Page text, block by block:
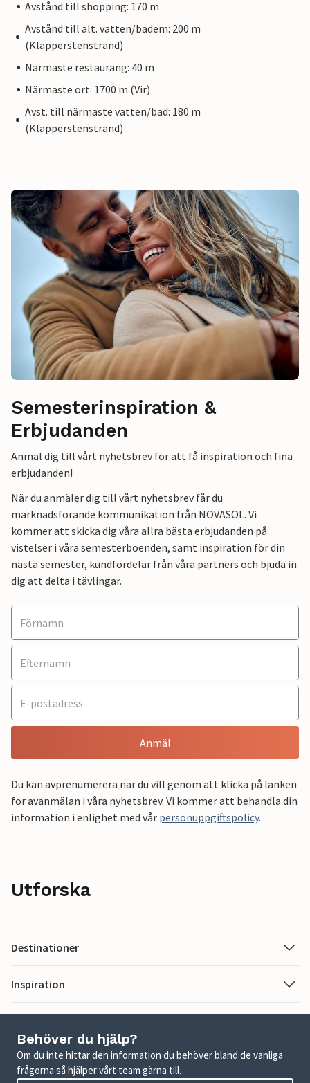
Avstånd till shopping: 170 m
Avstånd till alt. vatten/badem: 200 m
(Klapperstenstrand)
Närmaste restaurang: 40 m
Närmaste ort: 1700 m (Vir)
Avst. till närmaste vatten/bad: 180 m
(Klapperstenstrand)
Semesterinspiration &
Erbjudanden
Anmäl dig till vårt nyhetsbrev för att få inspiration och fina
erbjudanden!
När du anmäler dig till vårt nyhetsbrev får du
marknadsförande kommunikation från NOVASOL. Vi
kommer att skicka dig våra allra bästa erbjudanden på
vistelser i våra semesterboenden, samt inspiration för din
nästa semester, kundfördelar från våra partners och bjuda in
dig att delta i tävlingar.
Anmäl
Du kan avprenumerera när du vill genom att klicka på länken
för avanmälan i våra nyhetsbrev. Vi kommer att behandla din
information i enlighet med vår personuppgiftspolicy.
Utforska
Destinationer
Inspiration
Behöver du hjälp?
Om du inte hittar den information du behöver bland de vanliga
frågorna så hjälper vårt team gärna till.